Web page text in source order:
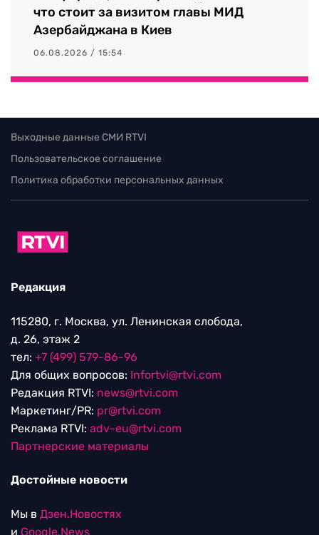
что стоит за визитом главы МИД
Азербайджана в Киев
06.08.2026 / 15:54
Выходные данные СМИ RTVI
Пользовательское соглашение
Политика обработки персональных данных
Редакция
115280, г. Москва, ул. Ленинская слобода,
д. 26, этаж 2
тел: +7 (499) 579-86-96
Для общих вопросов: Infortvi@rtvi.com
Редакция RTVI: news@rtvi.com
Маркетинг/PR: pr@rtvi.com
Реклама RTVI: adv-eu@rtvi.com
Партнерские материалы
Достойные новости
Мы в Дзен.Новостях
и Google.News